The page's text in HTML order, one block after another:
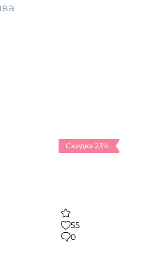
Скидка 23%
55
0